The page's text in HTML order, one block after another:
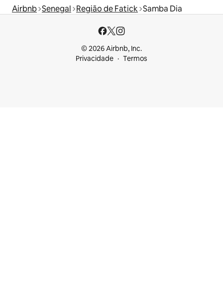
Airbnb Senegal Região de Fatick Samba Dia
© 2026 Airbnb, Inc.
Privacidade
Termos